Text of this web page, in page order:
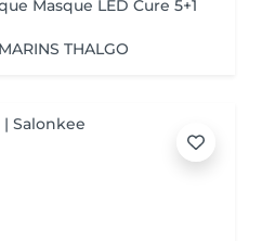
Masque LED Cure 5+1
THALGO